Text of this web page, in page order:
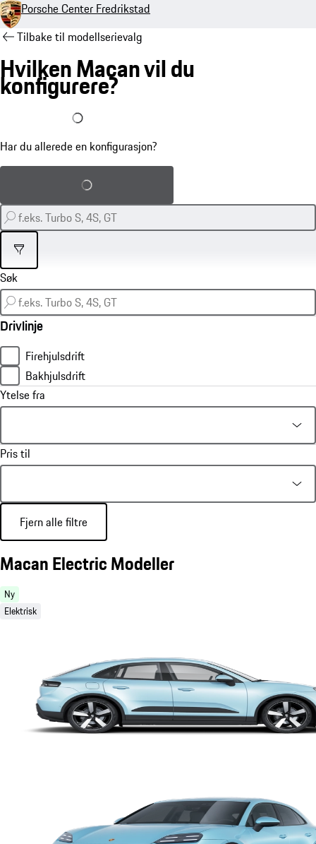
Porsche Center Fredrikstad
Tilbake til modellserievalg
Hvilken Macan vil du
konfigurere?
Jeg har allerede en konfigurasjon
Har du allerede en konfigurasjon?
Last inn lagret konfigurasjon
Filter
Drivlinje
Firehjulsdrift
Bakhjulsdrift
Ytelse fra
Pris til
Fjern alle filtre
Macan Electric Modeller
Ny
Elektrisk